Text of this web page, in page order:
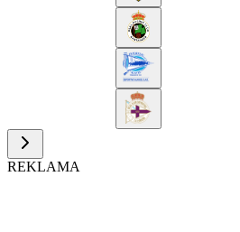
REKLAMA